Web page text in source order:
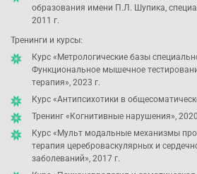
образования имени П.Л. Шупика,
2011 г.
Тренинги и курсы:
Курс «Метрологические базы
Функциональное мышечное
терапия», 2023 г.
Курс «Антипсихотики в
Тренинг «Когнитивные нарушения»,
Курс «Мульт модальные механизмы
терапия цереброваскулярных и
заболеваний», 2017 г.